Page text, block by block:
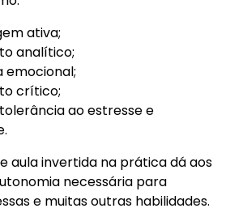
ativa;
analítico;
emocional;
crítico;
ao estresse e
aula invertida na prática dá aos
necessária para
e muitas outras habilidades.